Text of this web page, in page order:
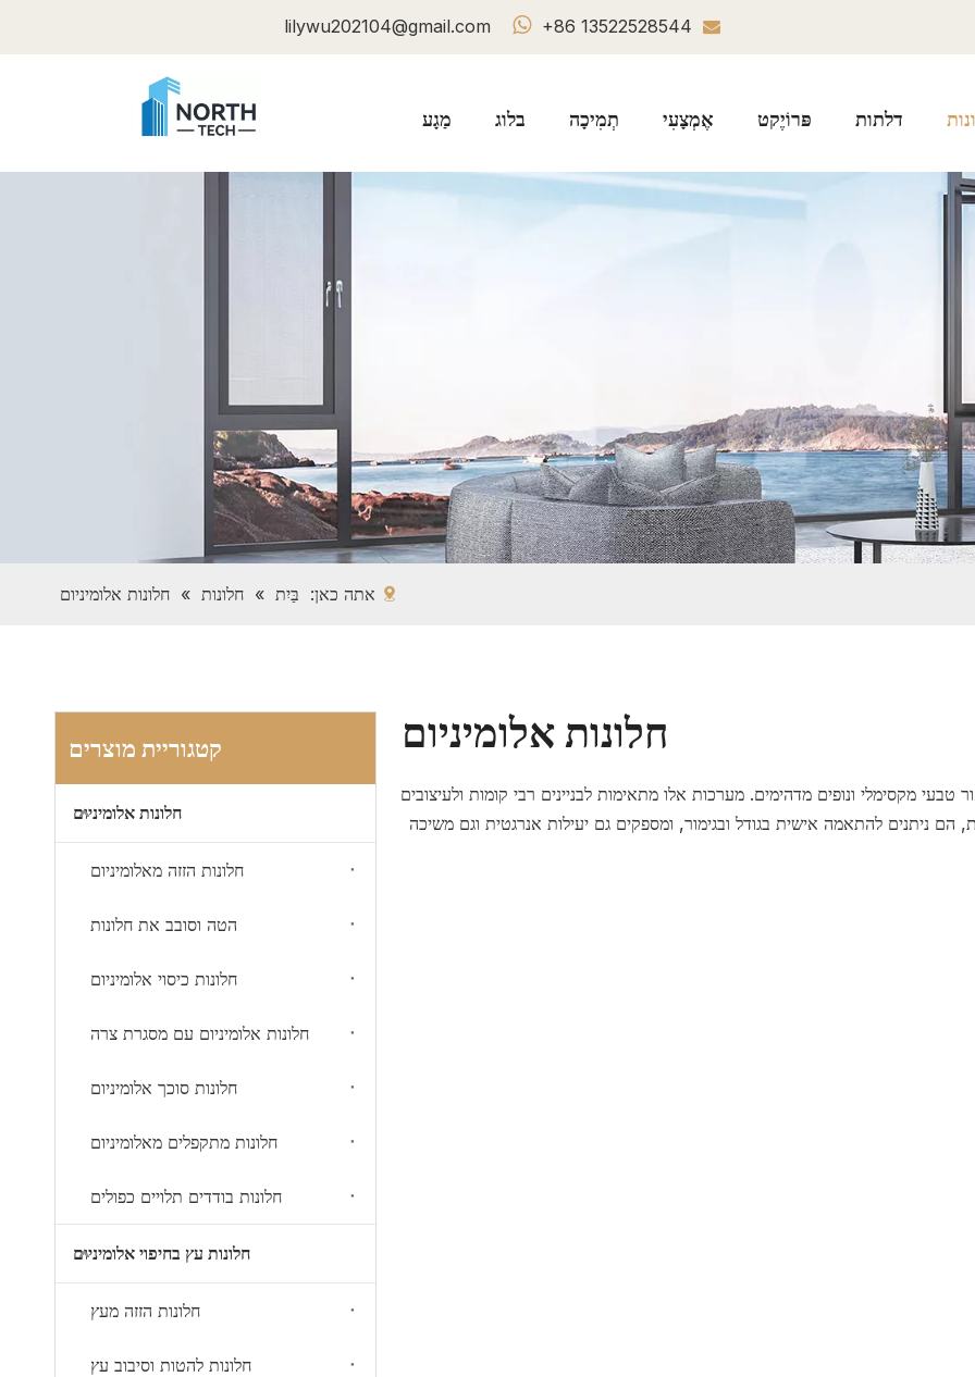

lilywu202104@gmail.com  +86 13522528544
דלתות פּרוֹיֶקט אֶמְצָעִי תְמִיכָה בלוג מַגָע
אתה כאן: בַּיִת » חלונות » חלונות אלומיניום
קטגוריית מוצרים
חלונות אלומיניום
חלונות הזזה מאלומיניום
הטה וסובב את חלונות
חלונות כיסוי אלומיניום
חלונות אלומיניום עם מסגרת צרה
חלונות סוכך אלומיניום
חלונות מתקפלים מאלומיניום
חלונות בודדים תלויים כפולים
חלונות עץ בחיפוי אלומיניום
חלונות הזזה מעץ
חלונות להטות וסיבוב עץ
חלונות אלומיניום
טבעי מקסימלי ונופים מדהימים. מערכות אלו מתאימות לבניינים רבי קומות ולעיצובים
הם ניתנים להתאמה אישית בגודל ובגימור, ומספקים גם יעילות אנרגטית וגם משיכה